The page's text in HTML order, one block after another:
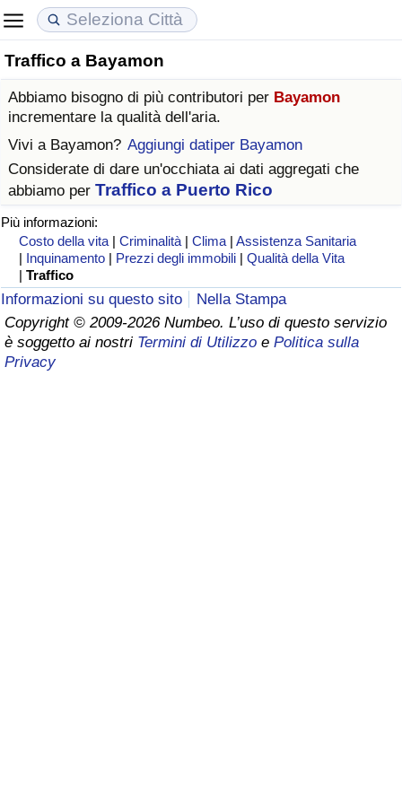
Traffico a Bayamon
Abbiamo bisogno di più contributori per Bayamon
incrementare la qualità dell'aria.
Vivi a Bayamon? Aggiungi datiper Bayamon
Considerate di dare un'occhiata ai dati aggregati che
abbiamo per Traffico a Puerto Rico
Più informazioni:
Costo della vita |Criminalità |Clima |Assistenza Sanitaria
| Inquinamento | Prezzi degli immobili |Qualità della Vita
|Traffico
Informazioni su questo sito
Nella Stampa
Copyright © 2009-2026 Numbeo. L’uso di questo servizio
è soggetto ai nostri Termini di Utilizzo e Politica sulla
Privacy
Costo della vita
Indice Del Costo Della Vita (corrente)
Indice Del Costo Della Vita
Indice del Costo della Vita per Nazione
ad Aqaba
Prezzi degli immobili
Indice del Prezzo delle Case (Corrente)
Indice del Prezzo delle Case
Indice del Prezzo delle Case per Nazione
Qualità della Vita
Indice della Qualità della Vita
Indice della Qualità della Vita (Corrente)
Indice della qualità della vita per Paese
Criminalità
Indice del Tasso di Criminalità (Corrente)
Indice della Criminalità